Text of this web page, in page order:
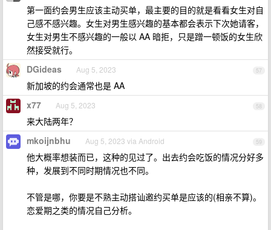
第一面约会男生应该主动买单，最主要的目的就是看看女生对自
己感不感兴趣。女生对男生感兴趣的基本都会表示下次她请客，
女生对男生不感兴趣的一般以 AA 暗拒，只是蹭一顿饭的女生欣
然接受就行。
57
DGideas Aug 5, 2023
新加坡的约会通常也是 AA
58
x77 Aug 5, 2023
来大陆两年？
59
mkoijnbhu Aug 5, 2023 via Android
他大概率想装而已，这种的见过了。出去约会吃饭的情况分好多
种，发展到不同时期情况也不同。
不管是哪，你要是不熟主动搭讪邀约买单是应该的(相亲不算)。
恋爱期之类的情况自己分析。